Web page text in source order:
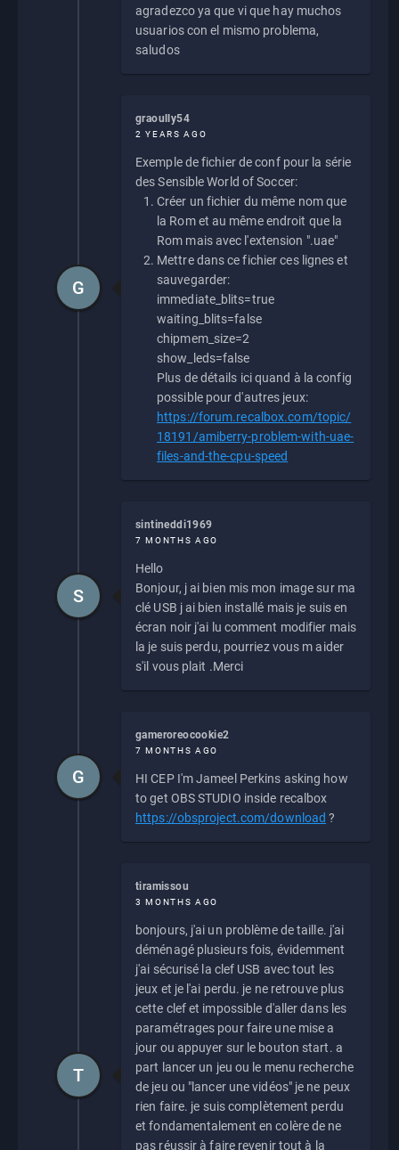
agradezco ya que vi que hay muchos
usuarios con el mismo problema,
saludos
graoully54
2 YEARS AGO
Exemple de fichier de conf pour la série
des Sensible World of Soccer:
Créer un fichier du même nom que
la Rom et au même endroit que la
Rom mais avec l'extension ".uae"
Mettre dans ce fichier ces lignes et
sauvegarder:
immediate_blits=true
waiting_blits=false
chipmem_size=2
show_leds=false
Plus de détails ici quand à la config
possible pour d'autres jeux:
https://forum.recalbox.com/topic/
18191/amiberry-problem-with-uae-
files-and-the-cpu-speed
G
sintineddi1969
7 MONTHS AGO
Hello
Bonjour, j ai bien mis mon image sur ma
clé USB j ai bien installé mais je suis en
écran noir j'ai lu comment modifier mais
la je suis perdu, pourriez vous m aider
s'il vous plait .Merci
S
gameroreocookie2
7 MONTHS AGO
HI CEP I'm Jameel Perkins asking how
to get OBS STUDIO inside recalbox
https://obsproject.com/download ?
G
tiramissou
3 MONTHS AGO
bonjours, j'ai un problème de taille. j'ai
déménagé plusieurs fois, évidemment
j'ai sécurisé la clef USB avec tout les
jeux et je l'ai perdu. je ne retrouve plus
cette clef et impossible d'aller dans les
paramétrages pour faire une mise a
jour ou appuyer sur le bouton start. a
part lancer un jeu ou le menu recherche
de jeu ou "lancer une vidéos" je ne peux
rien faire. je suis complètement perdu
et fondamentalement en colère de ne
pas réussir à faire revenir tout à la
T